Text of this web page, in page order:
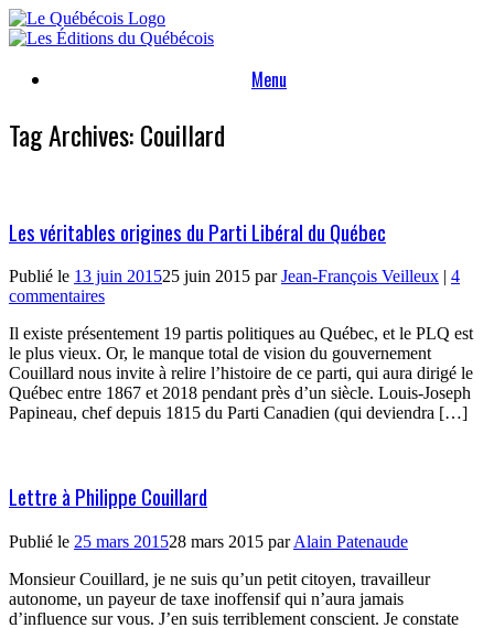
Skip
to
Menu
Tag Archives:Couillard
Les véritables origines du Parti Libéral du Québec
Publié le 13 juin 201525 juin 2015 parJean-François Veilleux | 4
commentaires
Il existe présentement 19 partis politiques au Québec, et le PLQ est
le plus vieux. Or, le manque total de vision du gouvernement
Couillard nous invite à relire l’histoire de ce parti, qui aura dirigé le
Québec entre 1867 et 2018 pendant près d’un siècle. Louis-Joseph
Papineau, chef depuis 1815 du Parti Canadien (qui deviendra […]
Lettre à Philippe Couillard
Publié le 25 mars 201528 mars 2015 parAlain Patenaude
Monsieur Couillard, je ne suis qu’un petit citoyen, travailleur
autonome, un payeur de taxe inoffensif qui n’aura jamais
d’influence sur vous. J’en suis terriblement conscient. Je constate